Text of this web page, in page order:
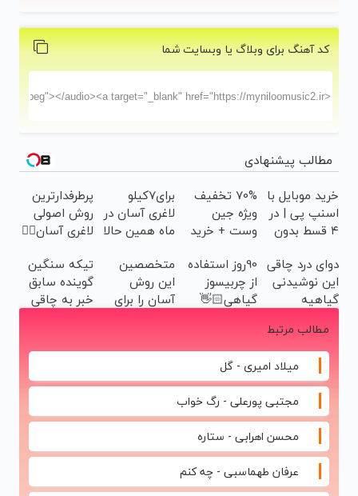
کد آهنگ برای وبلاگ یا وبسایت شما
مطالب پیشنهادی
خرید موبایل با
اسنپ پی | در
۴ قسط بدون
70% تخفیف
ویژه جین
وست + خرید
برای7کیلو
لاغری آسان در
ماه همین حالا
سفارش با
قیمت قدیم
پرطرفدارترین
روش اصولی
لاغری آسان👈🏻
گیاهی(تخفیف
فقط امروز)
دوای درد چاقی
این نوشیدنی
گیاهیه
90روز استفاده
از چربیسوز
گیاهی👋🏻
چاقی!خرید با
تخفیف
متخصصین
این روش
آسان را برای
کردند
تیکه سنگین
گوینده سابق
خبر به چاقی
ببین چیشد
مطالب مرتبط
میلاد امیری - گل
مجتبی پورعلی - رگ خواب
محسن اهرابی - ستاره
عرفان طهماسبی - چه کنم